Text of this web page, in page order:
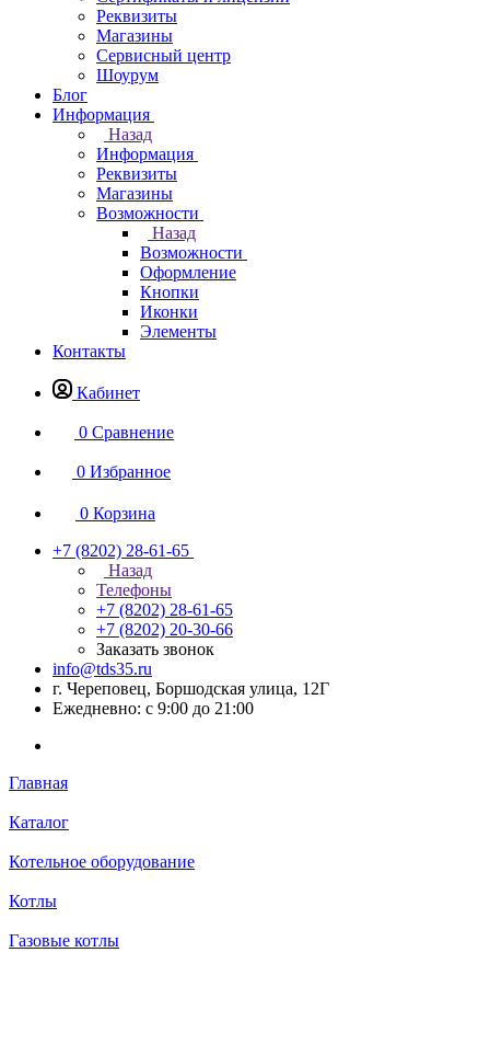
Реквизиты
Магазины
Сервисный центр
Шоурум
Блог
Информация
Назад
Информация
Реквизиты
Магазины
Возможности
Назад
Возможности
Оформление
Кнопки
Иконки
Элементы
Контакты
Кабинет
0 Сравнение
0 Избранное
0 Корзина
+7 (8202) 28‑61-65
Назад
Телефоны
+7 (8202) 28‑61-65
+7 (8202) 20‑30-66
Заказать звонок
info@tds35.ru
г. Череповец, Боршодская улица, 12Г
Ежедневно: с 9:00 до 21:00
Главная
Каталог
Котельное оборудование
Котлы
Газовые котлы